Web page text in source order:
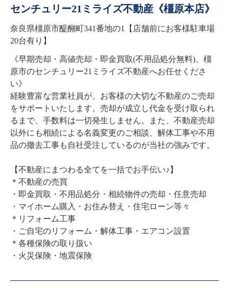
センチュリー21ミライズ不動産《橿原本店》
奈良県橿原市醍醐町341番地の1【店舗前にお客様駐車場
20台有り】
《早期売却・高値売却・即金買取(不用品処分無料)、橿
原市のセンチュリー21ミライズ不動産へお任せくださ
い》
経験豊富な営業社員が、お客様の大切な不動産のご売却
をサポートいたします。売却が成立し代金を受け取られ
るまで、手数料は一切発生しません。また、不動産売却
以外にも相続による名義変更のご相談、解体工事や不用
品の撤去工事も自社受注しているのが当社の強みです。
【不動産にまつわる全てを一括でお手伝い♪】
＊不動産の売買
・即金買取・不用品処分・相続物件の売却・任意売却
・マイホーム購入・お住み替え・住宅ローン等々
＊リフォーム工事
・ご自宅のリフォーム・解体工事・エアコン設置
＊各種保険の取り扱い
・火災保険・地震保険